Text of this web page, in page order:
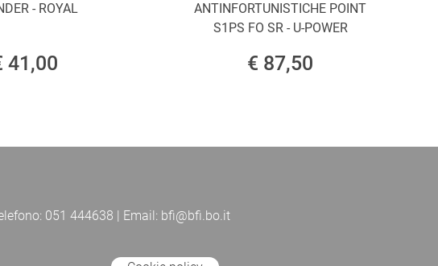
- ROYAL
41,00
ANTINFORTUNISTICHE POINT
S1PS FO SR - U-POWER
€ 87,50
051 444638 | Email: bfi@bfi.bo.it